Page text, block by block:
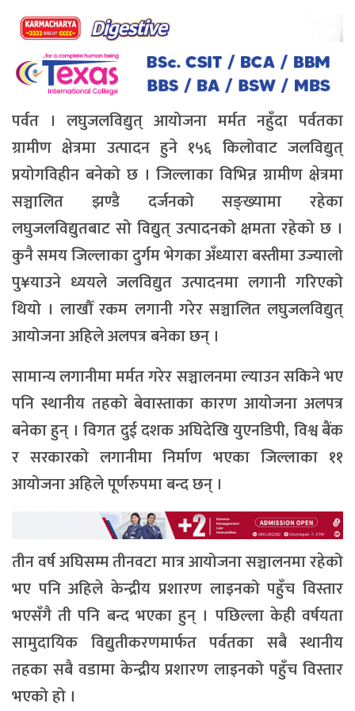
पर्वत । लघुजलविद्युत् आयोजना मर्मत नहुँदा पर्वतका
ग्रामीण क्षेत्रमा उत्पादन हुने १५६ किलोवाट जलविद्युत्
प्रयोगविहीन बनेको छ । जिल्लाका विभिन्न ग्रामीण क्षेत्रमा
सञ्चालित झण्डै दर्जनको सङ्ख्यामा रहेका
लघुजलविद्युतबाट सो विद्युत् उत्पादनको क्षमता रहेको छ ।
कुनै समय जिल्लाका दुर्गम भेगका अँध्यारा बस्तीमा उज्यालो
पु¥याउने ध्ययले जलविद्युत उत्पादनमा लगानी गरिएको
थियो । लाखौँ रकम लगानी गरेर सञ्चालित लघुजलविद्युत्
आयोजना अहिले अलपत्र बनेका छन् ।
सामान्य लगानीमा मर्मत गरेर सञ्चालनमा ल्याउन सकिने भए
पनि स्थानीय तहको बेवास्ताका कारण आयोजना अलपत्र
बनेका हुन् । विगत दुई दशक अघिदेखि युएनडिपी, विश्व बैंक
र सरकारको लगानीमा निर्माण भएका जिल्लाका ११
आयोजना अहिले पूर्णरुपमा बन्द छन् ।
तीन वर्ष अघिसम्म तीनवटा मात्र आयोजना सञ्चालनमा रहेको
भए पनि अहिले केन्द्रीय प्रशारण लाइनको पहुँच विस्तार
भएसँगै ती पनि बन्द भएका हुन् । पछिल्ला केही वर्षयता
सामुदायिक विद्युतीकरणमार्फत पर्वतका सबै स्थानीय
तहका सबै वडामा केन्द्रीय प्रशारण लाइनको पहुँच विस्तार
भएको हो ।